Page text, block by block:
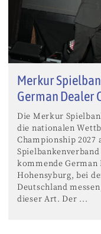
Merkur
German Dealer
Die Merkur
die nationalen
Championship
kommende German
Hohensyburg, bei
Deutschland
dieser Art. Der ...